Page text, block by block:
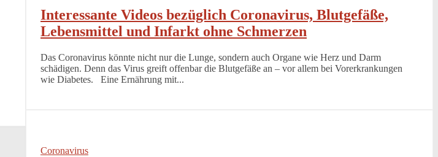
Interessante Videos bezüglich Coronavirus, Blutgefäße,
Lebensmittel und Infarkt ohne Schmerzen
Das Coronavirus könnte nicht nur die Lunge, sondern auch Organe wie Herz und Darm
schädigen. Denn das Virus greift offenbar die Blutgefäße an – vor allem bei Vorerkrankungen
wie Diabetes. Eine Ernährung mit...
Coronavirus